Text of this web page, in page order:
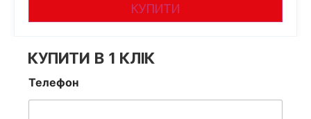
КУПИТИ
КУПИТИ В 1 КЛІК
Телефон